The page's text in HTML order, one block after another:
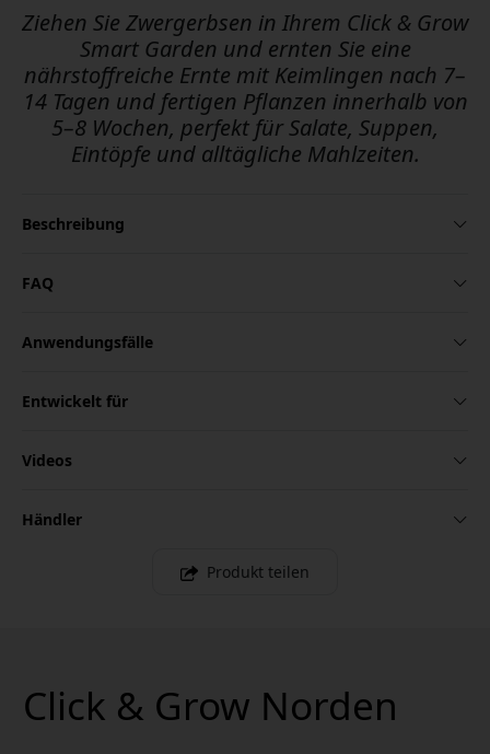
Ziehen Sie Zwergerbsen in Ihrem Click & Grow
Smart Garden und ernten Sie eine
nährstoffreiche Ernte mit Keimlingen nach 7–
14 Tagen und fertigen Pflanzen innerhalb von
5–8 Wochen, perfekt für Salate, Suppen,
Eintöpfe und alltägliche Mahlzeiten.
Beschreibung
FAQ
Anwendungsfälle
Entwickelt für
Videos
Händler
Produkt teilen
Click & Grow Norden